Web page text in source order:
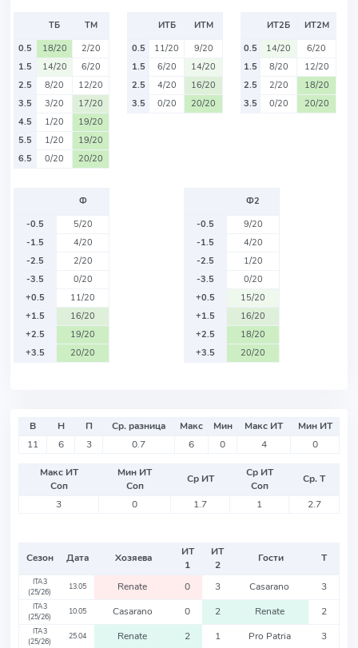
ТБ
ТМ
0.5
18/20
2/20
1.5
14/20
6/20
2.5
8/20
12/20
3.5
3/20
17/20
4.5
1/20
19/20
5.5
1/20
19/20
6.5
0/20 20/20
ИТБ
ИТМ
0.5
11/20
9/20
1.5
6/20
14/20
2.5
4/20
16/20
3.5
0/20 20/20
ИТ2Б
ИТ2М
0.5
14/20
6/20
1.5
8/20
12/20
2.5
2/20
18/20
3.5
0/20 20/20
Ф
-0.5
5/20
-1.5
4/20
-2.5
2/20
-3.5
0/20
+0.5
11/20
+1.5
16/20
+2.5
19/20
+3.5
20/20
Ф2
-0.5
9/20
-1.5
4/20
-2.5
1/20
-3.5
0/20
+0.5
15/20
+1.5
16/20
+2.5
18/20
+3.5
20/20
В Н П Ср. разница Макс Мин Макс ИТ
Мин ИТ
11
6 3 0.7 6 0 4 0
Макс ИТ
Соп
Мин ИТ
Соп
Ср ИТ
Ср ИТ
Соп
Ср. Т
3
0 1.7 1 2.7
Сезон Дата Хозяева
ИТ
1
ИТ
2
Гости Т
ITA3
(25/26)
13.05 Renate 0 3 Casarano 3
ITA3
(25/26)
10.05 Casarano 0 2 Renate 2
ITA3
(25/26)
25.04 Renate 2 1 Pro Patria 3